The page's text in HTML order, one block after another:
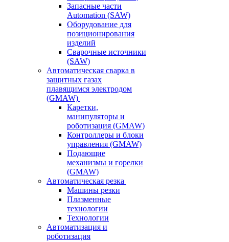
Запасные части
Automation (SAW)
Оборудование для
позиционирования
изделий
Сварочные источники
(SAW)
Автоматическая сварка в
защитных газах
плавящимся электродом
(GMAW)
Каретки,
манипуляторы и
роботизация (GMAW)
Контроллеры и блоки
управления (GMAW)
Подающие
механизмы и горелки
(GMAW)
Автоматическая резка
Машины резки
Плазменные
технологии
Технологии
Автоматизация и
роботизация